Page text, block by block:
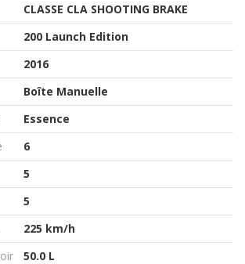
CLASSE CLA SHOOTING BRAKE
200 Launch Edition
2016
Boîte Manuelle
Essence
6
5
5
225 km/h
50.0 L